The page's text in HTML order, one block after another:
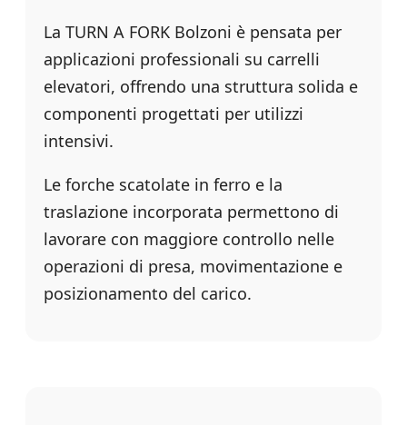
La TURN A FORK Bolzoni è pensata per
applicazioni professionali su carrelli
elevatori, offrendo una struttura solida e
componenti progettati per utilizzi
intensivi.
Le forche scatolate in ferro e la
traslazione incorporata permettono di
lavorare con maggiore controllo nelle
operazioni di presa, movimentazione e
posizionamento del carico.